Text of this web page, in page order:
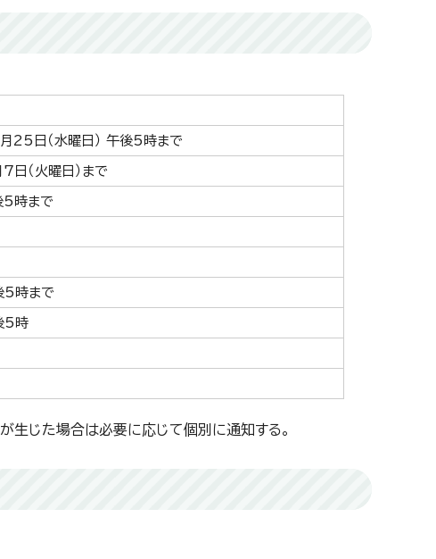
日（水曜日） 午後5時まで
（火曜日）まで
5時まで
5時まで
5時
生じた場合は必要に応じて個別に通知する。